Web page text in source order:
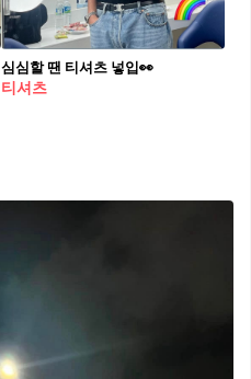
심심할 땐 티셔츠 넣입👀
티셔츠